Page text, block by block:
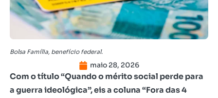
Bolsa Família, benefício federal.
maio 28, 2026
Com o título “Quando o mérito social perde para
a guerra ideológica”, eis a coluna “Fora das 4